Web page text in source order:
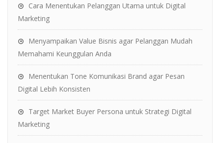
Cara Menentukan Pelanggan Utama untuk Digital
Marketing
Menyampaikan Value Bisnis agar Pelanggan Mudah
Memahami Keunggulan Anda
Menentukan Tone Komunikasi Brand agar Pesan
Digital Lebih Konsisten
Target Market Buyer Persona untuk Strategi Digital
Marketing